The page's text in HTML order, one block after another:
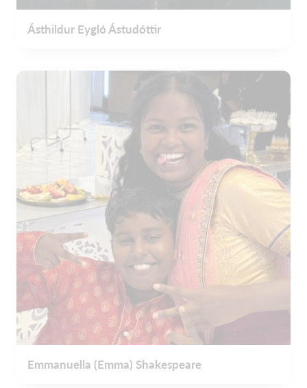
Ásthildur Eygló Ástudóttir
Emmanuella (Emma) Shakespeare